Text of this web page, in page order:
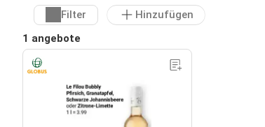
Filter
Hinzufügen
1 angebote